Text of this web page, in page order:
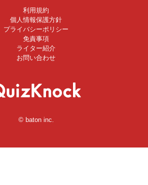
利用規約
個人情報保護方針
プライバシーポリシー
免責事項
ライター紹介
お問い合わせ
© baton inc.